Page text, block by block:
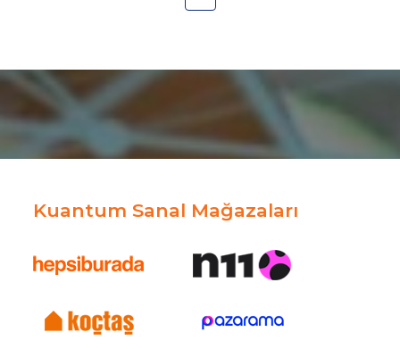
Kuantum Sanal Mağazaları